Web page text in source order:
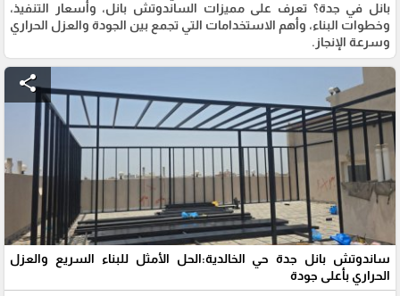
بانل في جدة؟ تعرف على مميزات الساندوتش بانل، وأسعار التنفيذ،
وخطوات البناء، وأهم الاستخدامات التي تجمع بين الجودة والعزل الحراري
وسرعة الإنجاز.
share
ساندوتش بانل جدة حي الخالدية:الحل الأمثل للبناء السريع والعزل
الحراري بأعلى جودة